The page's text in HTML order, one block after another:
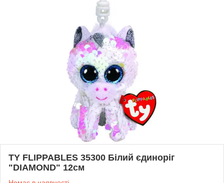
TY FLIPPABLES 35300 Білий єдиноріг
"DIAMOND" 12см